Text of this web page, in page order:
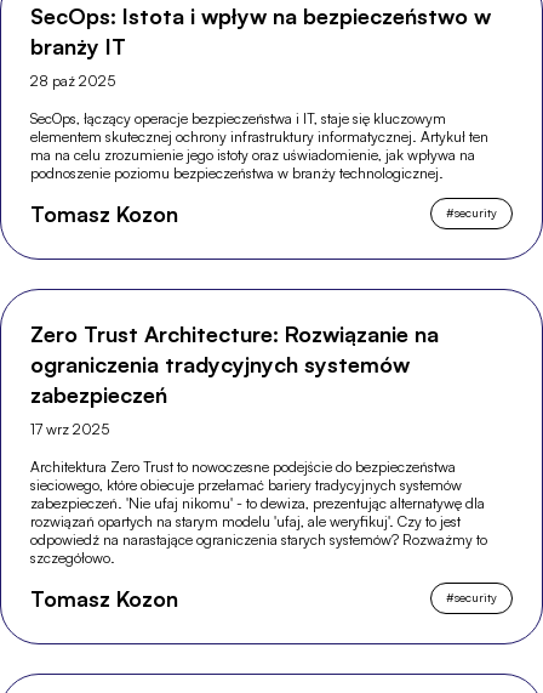
SecOps: Istota i wpływ na bezpieczeństwo w
branży IT
28 paź 2025
SecOps, łączący operacje bezpieczeństwa i IT, staje się kluczowym
elementem skutecznej ochrony infrastruktury informatycznej. Artykuł ten
ma na celu zrozumienie jego istoty oraz uświadomienie, jak wpływa na
podnoszenie poziomu bezpieczeństwa w branży technologicznej.
Tomasz Kozon #security
Zero Trust Architecture: Rozwiązanie na
ograniczenia tradycyjnych systemów
zabezpieczeń
17 wrz 2025
Architektura Zero Trust to nowoczesne podejście do bezpieczeństwa
sieciowego, które obiecuje przełamać bariery tradycyjnych systemów
zabezpieczeń. 'Nie ufaj nikomu' - to dewiza, prezentując alternatywę dla
rozwiązań opartych na starym modelu 'ufaj, ale weryfikuj'. Czy to jest
odpowiedź na narastające ograniczenia starych systemów? Rozważmy to
szczegółowo.
Tomasz Kozon #security